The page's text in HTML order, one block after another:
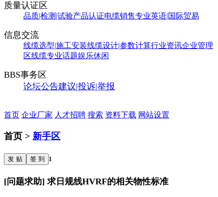
质量认证区
品质|检测|试验产品认证电缆销售专业英语|国际贸易
信息交流
线缆选型|施工安装线缆设计|参数计算行业资讯企业管理
区线缆专业话题娱乐休闲
BBS事务区
论坛公告建议|投诉|举报
首页 企业厂家 人才招聘 搜索 资料下载 网站设置
首页 > 新手区
发 贴 签 到 1
[问题求助] 求日规线HVRF的相关物性标准